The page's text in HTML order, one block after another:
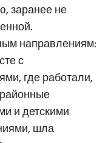
заранее не
направлениям:
с
где работали,
и детскими
шла